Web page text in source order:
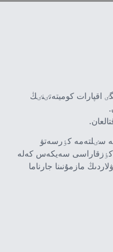
اقپارات كوميتەتٸنٸڭ
سٸلتەمە كٶرسەتۋ
كٶزقاراسى سەيكەس كەلە
مازمۇنىنا جارناما